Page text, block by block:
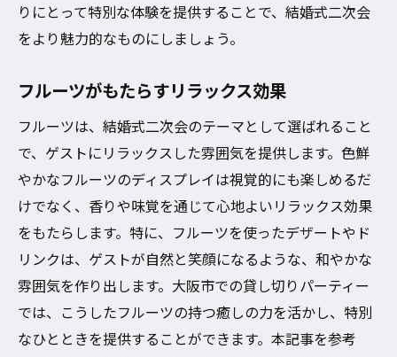
りにとって特別な体験を提供することで、結婚式二次会
をより魅力的なものにしましょう。
フルーツがもたらすリラックス効果
フルーツは、結婚式二次会のテーマとして選ばれること
で、ゲストにリラックスした雰囲気を提供します。色鮮
やかなフルーツのディスプレイは視覚的にも楽しめるだ
けでなく、香りや味覚を通じて心地よいリラックス効果
をもたらします。特に、フルーツを使ったデザートやド
リンクは、ゲストが自然と笑顔になるような、和やかな
雰囲気を作り出します。大阪市での貸し切りパーティー
では、こうしたフルーツの持つ癒しの力を活かし、特別
なひとときを提供することができます。本記事を参考